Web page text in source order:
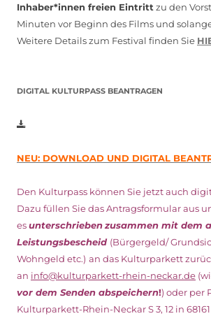
Inhaber*innen freien Eintrittzu den
Minuten vor Beginn des Films und
Weitere Details zum Festival finden Sie
DIGITAL KULTURPASS BEANTRAGEN
NEU: DOWNLOAD UND DIGITAL
Den Kulturpass können Sie jetzt auch
Dazu füllen Sie das Antragsformular aus
esunterschriebenzusammen mit dem
Leistungsbescheid (Bürgergeld/
Wohngeld etc.) an das Kulturparkett
an info@kulturparkett-rhein-neckar.de
vor dem Senden abspeichern!) oder per
Kulturparkett-Rhein-Neckar S 3, 12 in